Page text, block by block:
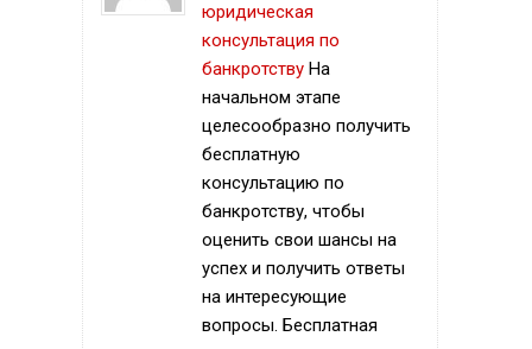
юридическая
консультация по
банкротству На
начальном этапе
целесообразно получить
бесплатную
консультацию по
банкротству, чтобы
оценить свои шансы на
успех и получить ответы
на интересующие
вопросы. Бесплатная